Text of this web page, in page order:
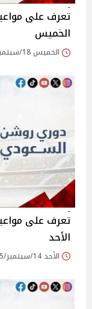
تعرف على
الخميس
الخميس 18/سبتمبر/2025 - 07:34 ص
تعرف على
الأحد
الأحد 14/سبتمبر/2025 - 08:46 ص